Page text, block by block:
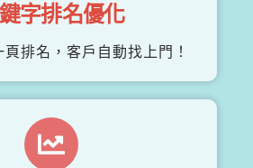
字排名優化
排名，客戶自動找上門！